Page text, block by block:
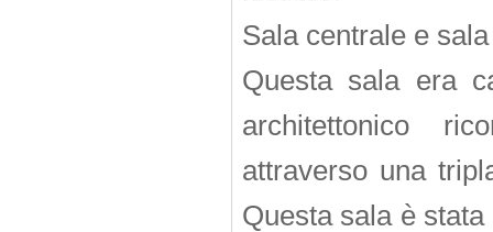
Sala centrale e
Questa sala era
architettonico
attraverso una
Questa sala è